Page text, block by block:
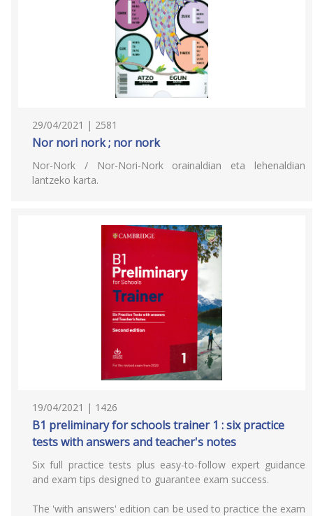
29/04/2021 | 2581
Nor nori nork ; nor nork
Nor-Nork / Nor-Nori-Nork orainaldian eta lehenaldian
lantzeko karta.
19/04/2021 | 1426
B1 preliminary for schools trainer 1 : six practice
tests with answers and teacher's notes
Six full practice tests plus easy-to-follow expert guidance
and exam tips designed to guarantee exam success.
The 'with answers' edition can be used to practice the exam